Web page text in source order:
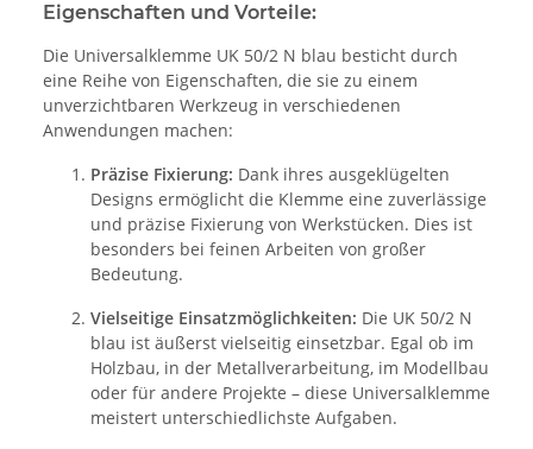
Eigenschaften und Vorteile:
Die Universalklemme UK 50/2 N blau besticht durch
eine Reihe von Eigenschaften, die sie zu einem
unverzichtbaren Werkzeug in verschiedenen
Anwendungen machen:
Präzise Fixierung: Dank ihres ausgeklügelten
Designs ermöglicht die Klemme eine zuverlässige
und präzise Fixierung von Werkstücken. Dies ist
besonders bei feinen Arbeiten von großer
Bedeutung.
Vielseitige Einsatzmöglichkeiten: Die UK 50/2 N
blau ist äußerst vielseitig einsetzbar. Egal ob im
Holzbau, in der Metallverarbeitung, im Modellbau
oder für andere Projekte – diese Universalklemme
meistert unterschiedlichste Aufgaben.